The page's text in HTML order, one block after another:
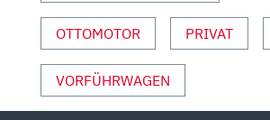
OTTOMOTOR PRIVAT
VORFÜHRWAGEN